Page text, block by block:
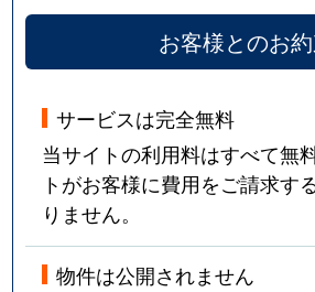
お客様とのお
サービスは完全無料
当サイトの利用料はすべて無
トがお客様に費用をご請求す
りません。
物件は公開されません